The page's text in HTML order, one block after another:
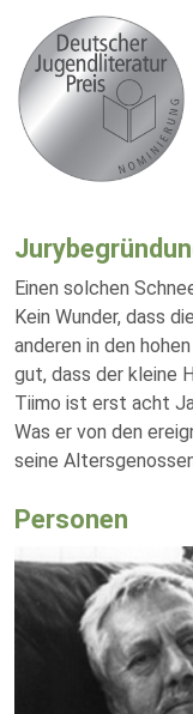
Einen solchen
Kein Wunder, dass
anderen in den
gut, dass der kleine
Tiimo ist erst acht
Was er von den
seine
Personen